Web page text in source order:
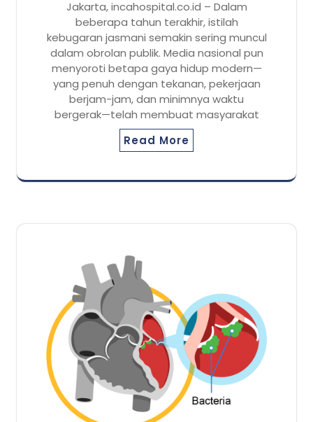
Jakarta, incahospital.co.id – Dalam
beberapa tahun terakhir, istilah
kebugaran jasmani semakin sering muncul
dalam obrolan publik. Media nasional pun
menyoroti betapa gaya hidup modern—
yang penuh dengan tekanan, pekerjaan
berjam-jam, dan minimnya waktu
bergerak—telah membuat masyarakat
Read More